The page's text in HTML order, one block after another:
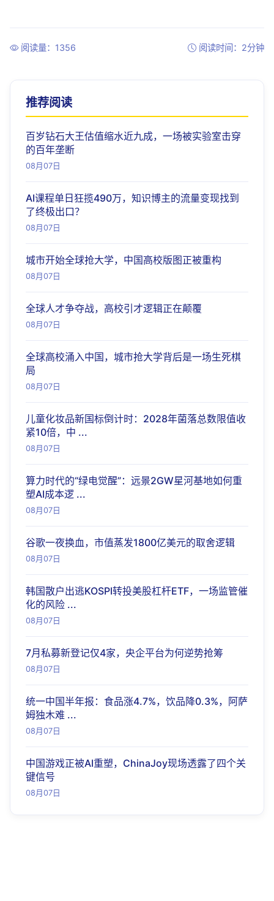
阅读量：1356 阅读时间：2分钟
推荐阅读
百岁钻石大王估值缩水近九成，一场被实验室击穿
的百年垄断
08月07日
AI课程单日狂揽490万，知识博主的流量变现找到
了终极出口？
08月07日
城市开始全球抢大学，中国高校版图正被重构
08月07日
全球人才争夺战，高校引才逻辑正在颠覆
08月07日
全球高校涌入中国，城市抢大学背后是一场生死棋
局
08月07日
儿童化妆品新国标倒计时：2028年菌落总数限值收
紧10倍，中 ...
08月07日
算力时代的“绿电觉醒”：远景2GW星河基地如何重
塑AI成本逻 ...
08月07日
谷歌一夜换血，市值蒸发1800亿美元的取舍逻辑
08月07日
韩国散户出逃KOSPI转投美股杠杆ETF，一场监管催
化的风险 ...
08月07日
7月私募新登记仅4家，央企平台为何逆势抢筹
08月07日
统一中国半年报：食品涨4.7%，饮品降0.3%，阿萨
姆独木难 ...
08月07日
中国游戏正被AI重塑，ChinaJoy现场透露了四个关
键信号
08月07日